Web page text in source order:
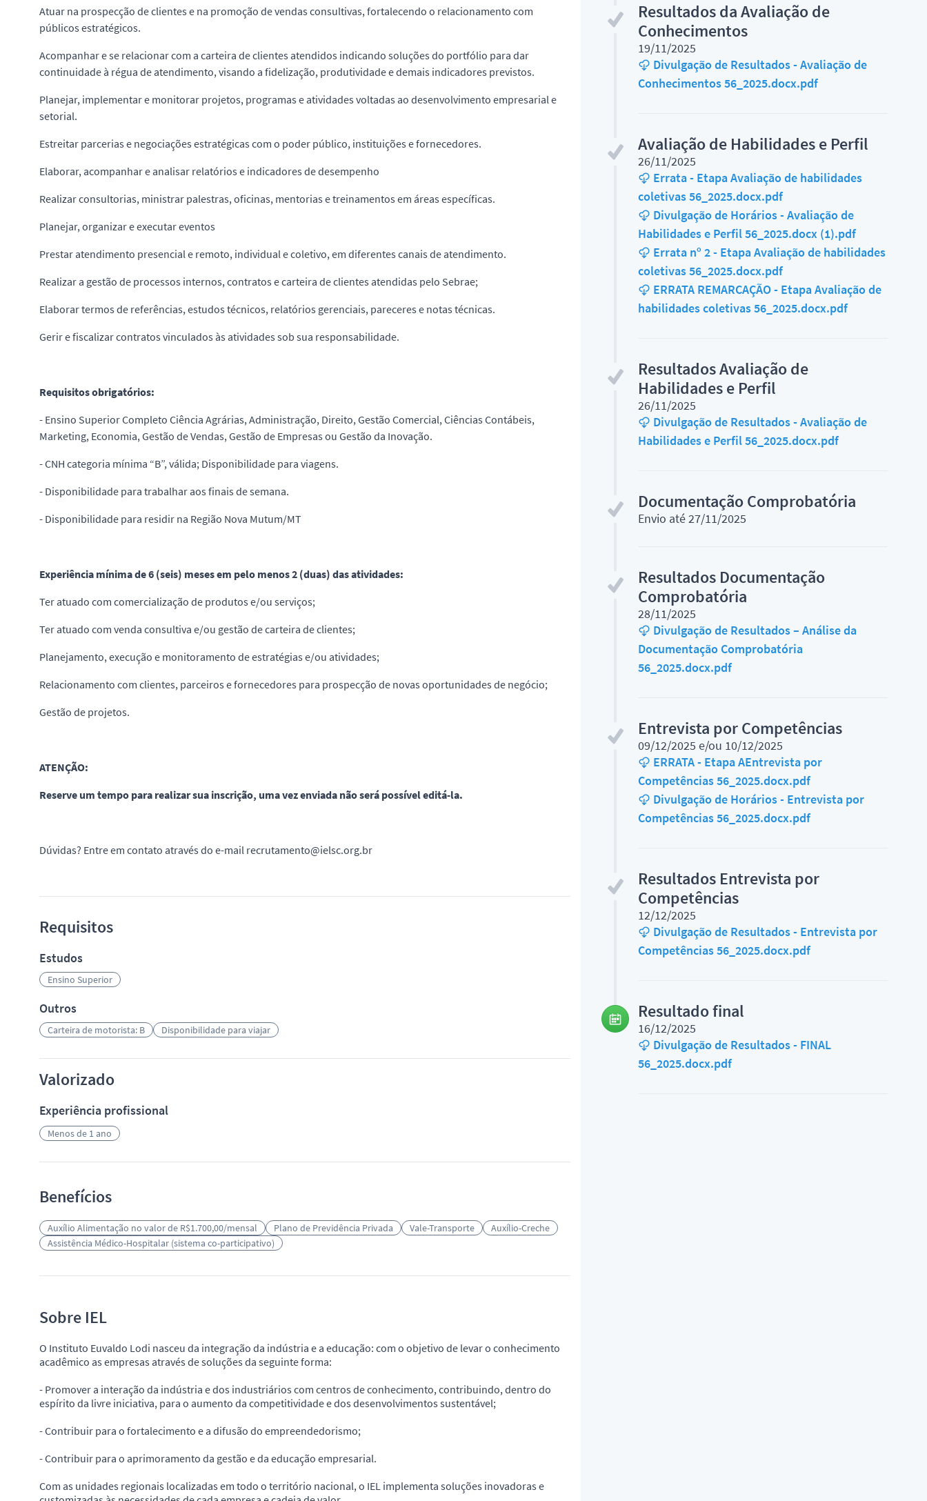
Atuar na prospecção de clientes e na promoção de vendas consultivas, fortalecendo o relacionamento com
públicos estratégicos.
Acompanhar e se relacionar com a carteira de clientes atendidos indicando soluções do portfólio para dar
continuidade à régua de atendimento, visando a fidelização, produtividade e demais indicadores previstos.
Planejar, implementar e monitorar projetos, programas e atividades voltadas ao desenvolvimento empresarial e
setorial.
Estreitar parcerias e negociações estratégicas com o poder público, instituições e fornecedores.
Elaborar, acompanhar e analisar relatórios e indicadores de desempenho
Realizar consultorias, ministrar palestras, oficinas, mentorias e treinamentos em áreas específicas.
Planejar, organizar e executar eventos
Prestar atendimento presencial e remoto, individual e coletivo, em diferentes canais de atendimento.
Realizar a gestão de processos internos, contratos e carteira de clientes atendidas pelo Sebrae;
Elaborar termos de referências, estudos técnicos, relatórios gerenciais, pareceres e notas técnicas.
Gerir e fiscalizar contratos vinculados às atividades sob sua responsabilidade.
Requisitos obrigatórios:
- Ensino Superior Completo Ciência Agrárias, Administração, Direito, Gestão Comercial, Ciências Contábeis,
Marketing, Economia, Gestão de Vendas, Gestão de Empresas ou Gestão da Inovação.
- CNH categoria mínima “B”, válida; Disponibilidade para viagens.
- Disponibilidade para trabalhar aos finais de semana.
- Disponibilidade para residir na Região Nova Mutum/MT
Experiência mínima de 6 (seis) meses em pelo menos 2 (duas) das atividades:
Ter atuado com comercialização de produtos e/ou serviços;
Ter atuado com venda consultiva e/ou gestão de carteira de clientes;
Planejamento, execução e monitoramento de estratégias e/ou atividades;
Relacionamento com clientes, parceiros e fornecedores para prospecção de novas oportunidades de negócio;
Gestão de projetos.
ATENÇÃO:
Reserve um tempo para realizar sua inscrição, uma vez enviada não será possível editá-la.
Dúvidas? Entre em contato através do e-mail recrutamento@ielsc.org.br
Requisitos
Estudos
Ensino Superior
Outros
Carteira de motorista: B Disponibilidade para viajar
Valorizado
Experiência profissional
Menos de 1 ano
Benefícios
Auxílio Alimentação no valor de R$1.700,00/mensal Plano de Previdência Privada Vale-Transporte
Auxílio-Creche
Assistência Médico-Hospitalar (sistema co-participativo)
Sobre IEL
O Instituto Euvaldo Lodi nasceu da integração da indústria e a educação: com o objetivo de levar o conhecimento
acadêmico as empresas através de soluções da seguinte forma:
- Promover a interação da indústria e dos industriários com centros de conhecimento, contribuindo, dentro do
espírito da livre iniciativa, para o aumento da competitividade e dos desenvolvimentos sustentável;
- Contribuir para o fortalecimento e a difusão do empreendedorismo;
- Contribuir para o aprimoramento da gestão e da educação empresarial.
Com as unidades regionais localizadas em todo o território nacional, o IEL implementa soluções inovadoras e
Resultados da Avaliação de
Conhecimentos
19/11/2025
Divulgação de Resultados - Avaliação de
Conhecimentos 56_2025.docx.pdf
Avaliação de Habilidades e Perfil
26/11/2025
Errata - Etapa Avaliação de habilidades
coletivas 56_2025.docx.pdf
Divulgação de Horários - Avaliação de
Habilidades e Perfil 56_2025.docx (1).pdf
Errata nº 2 - Etapa Avaliação de habilidades
coletivas 56_2025.docx.pdf
ERRATA REMARCAÇÃO - Etapa Avaliação de
habilidades coletivas 56_2025.docx.pdf
Resultados Avaliação de
Habilidades e Perfil
26/11/2025
Divulgação de Resultados - Avaliação de
Habilidades e Perfil 56_2025.docx.pdf
Documentação Comprobatória
Envio até 27/11/2025
Resultados Documentação
Comprobatória
28/11/2025
Divulgação de Resultados – Análise da
Documentação Comprobatória
56_2025.docx.pdf
Entrevista por Competências
09/12/2025 e/ou 10/12/2025
ERRATA - Etapa AEntrevista por
Competências 56_2025.docx.pdf
Divulgação de Horários - Entrevista por
Competências 56_2025.docx.pdf
Resultados Entrevista por
Competências
12/12/2025
Divulgação de Resultados - Entrevista por
Competências 56_2025.docx.pdf
Resultado final
16/12/2025
Divulgação de Resultados - FINAL
56_2025.docx.pdf